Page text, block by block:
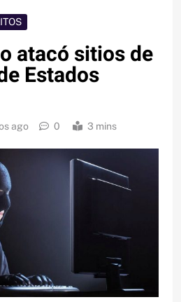
atacó sitios de
Estados
ago 0 3 mins